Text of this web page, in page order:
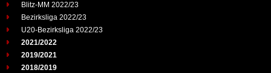
Blitz-MM 2022/23
Bezirksliga 2022/23
U20-Bezirksliga 2022/23
2021/2022
2019/2021
2018/2019